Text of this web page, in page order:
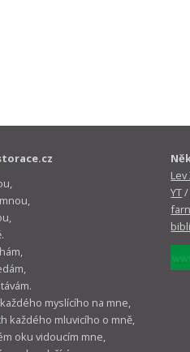
myslícího na mne,
každého mluvicího o mně,
oku vidoucím mne,
Lev
YT/